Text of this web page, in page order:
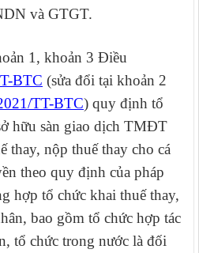
và GTGT.
1, khoản 3 Điều
BTC (sửa đổi tại khoản 2
TT-BTC) quy định tổ
hữu sàn giao dịch TMĐT
thay, nộp thuế thay cho cá
theo quy định của pháp
hợp tổ chức khai thuế thay,
bao gồm tổ chức hợp tác
tổ chức trong nước là đối